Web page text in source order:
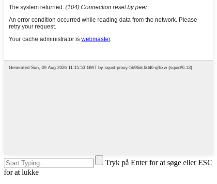
Tryk på Enter for at søge eller ESC
for at lukke